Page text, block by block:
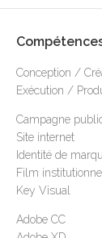
Conception /
Exécution /
Campagne
Site internet
Identité de
Film institutionnel
Key Visual
Adobe CC